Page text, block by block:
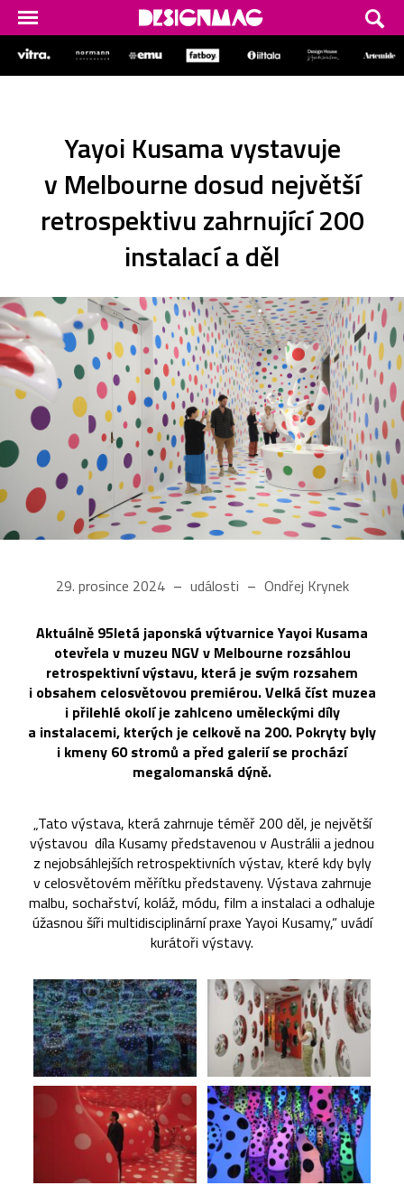
Yayoi Kusama vystavuje
v Melbourne dosud největší
retrospektivu zahrnující 200
instalací a děl
29. prosince 2024 události Ondřej Krynek
Aktuálně 95letá japonská výtvarnice Yayoi Kusama
otevřela v muzeu NGV v Melbourne rozsáhlou
retrospektivní výstavu, která je svým rozsahem
i obsahem celosvětovou premiérou. Velká číst muzea
i přilehlé okolí je zahlceno uměleckými díly
a instalacemi, kterých je celkově na 200. Pokryty byly
i kmeny 60 stromů a před galerií se prochází
megalomanská dýně.
„Tato výstava, která zahrnuje téměř 200 děl, je největší
výstavou díla Kusamy představenou v Austrálii a jednou
z nejobsáhlejších retrospektivních výstav, které kdy byly
v celosvětovém měřítku představeny. Výstava zahrnuje
malbu, sochařství, koláž, módu, film a instalaci a odhaluje
úžasnou šíři multidisciplinární praxe Yayoi Kusamy,“ uvádí
kurátoři výstavy.